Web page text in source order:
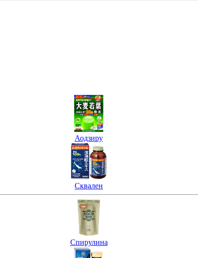
Аодзиру
Сквален
Спирулина